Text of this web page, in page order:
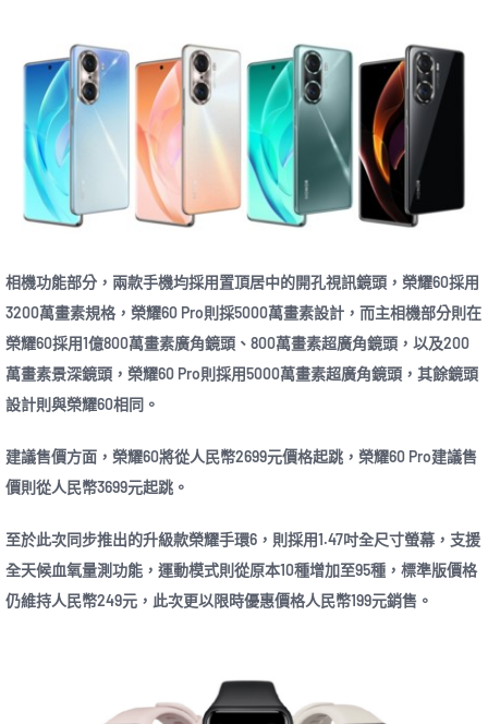
相機功能部分，兩款手機均採用置頂居中的開孔視訊鏡頭，榮耀60採用
3200萬畫素規格，榮耀60 Pro則採5000萬畫素設計，而主相機部分則在
榮耀60採用1億800萬畫素廣角鏡頭、800萬畫素超廣角鏡頭，以及200
萬畫素景深鏡頭，榮耀60 Pro則採用5000萬畫素超廣角鏡頭，其餘鏡頭
設計則與榮耀60相同。
建議售價方面，榮耀60將從人民幣2699元價格起跳，榮耀60 Pro建議售
價則從人民幣3699元起跳。
至於此次同步推出的升級款榮耀手環6，則採用1.47吋全尺寸螢幕，支援
全天候血氧量測功能，運動模式則從原本10種增加至95種，標準版價格
仍維持人民幣249元，此次更以限時優惠價格人民幣199元銷售。